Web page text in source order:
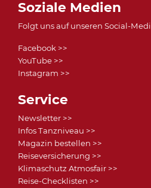
Soziale Medien
Folgt uns auf unseren Social-
Facebook >>
YouTube >>
Instagram >>
Service
Newsletter >>
Infos Tanzniveau >>
Magazin bestellen >>
Reiseversicherung >>
Klimaschutz Atmosfair >>
Reise-Checklisten >>